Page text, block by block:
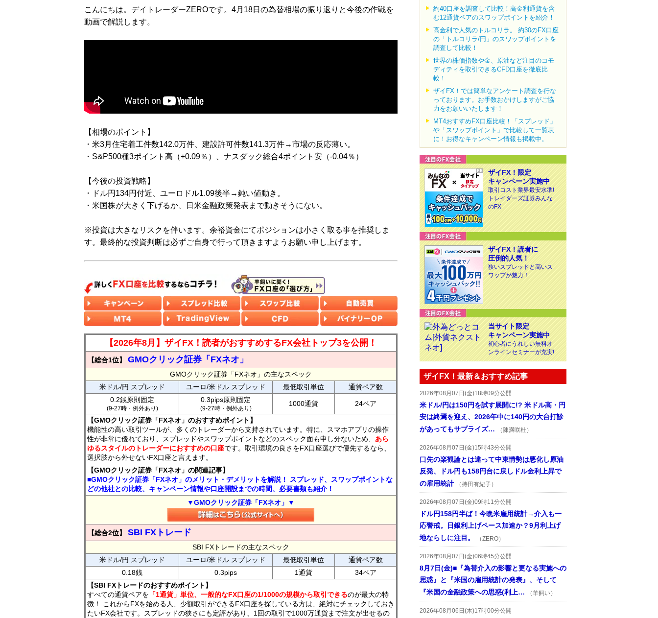
こんにちは。デイトレーダーZEROです。4月18日の為替相場の振り返りと今後の作戦を
動画で解説します。
【相場のポイント】
・米3月住宅着工件数142.0万件、建設許可件数141.3万件→市場の反応薄い。
・S&P500種3ポイント高（+0.09％）、ナスダック総合4ポイント安（-0.04％）
【今後の投資戦略】
・ドル円134円付近、ユーロドル1.09後半→鈍い値動き。
・米国株が大きく下げるか、日米金融政策発表まで動きそうにない。
※投資は大きなリスクを伴います。余裕資金にてポジションは小さく取る事を推奨しま
す。最終的な投資判断は必ずご自身で行って頂きますようお願い申し上げます。
【2026年8月】ザイFX！読者がおすすめするFX会社トップ3を公開！
【総合1位】 GMOクリック証券「FXネオ」
GMOクリック証券「FXネオ」の主なスペック
米ドル/円 スプレッド
ユーロ/米ドル スプレッド 最低取引単位
通貨ペア数
0.2銭原則固定
(9-27時・例外あり)
0.3pips原則固定
(9-27時・例外あり)
1000通貨 24ペア
【GMOクリック証券「FXネオ」のおすすめポイント】
機能性の高い取引ツールが、多くのトレーダーから支持されています。特に、スマホアプリの操作
性が非常に優れており、スプレッドやスワップポイントなどのスペック面も申し分ないため、 あら
ゆるスタイルのトレーダーにおすすめの口座です。取引環境の良さをFX口座選びで優先するなら、
選択肢から外せないFX口座と言えます。
【GMOクリック証券「FXネオ」の関連記事】
■GMOクリック証券「FXネオ」のメリット・デメリットを解説！ スプレッド、スワップポイントな
どの他社との比較、キャンペーン情報や口座開設までの時間、必要書類も紹介！
▼GMOクリック証券「FXネオ」▼
【総合2位】 SBI FXトレード
SBI FXトレードの主なスペック
米ドル/円 スプレッド
ユーロ/米ドル スプレッド 最低取引単位
通貨ペア数
0.18銭
0.3pips 1通貨
34ペア
【SBI FXトレードのおすすめポイント】
すべての通貨ペアを 「1通貨」単位、一般的なFX口座の1/1000の規模から取引できるのが最大の特
徴！ これからFXを始める人、少額取引ができるFX口座を探している方は、絶対にチェックしておき
たいFX会社です。スプレッドの狭さにも定評があり、1回の取引で1000万通貨まで注文が出せるの
約40口座を調査して比較！高金利通貨を含
む12通貨ペアのスワップポイントを紹介！
高金利で人気のトルコリラ。 約30のFX口座
の「トルコリラ/円」のスワップポイントを
調査して比較！
世界の株価指数や金、原油など注目のコモ
ディティを取引できるCFD口座を徹底比
較！
ザイFX！では簡単なアンケート調査を行な
っております。お手数おかけしますがご協
力をお願いいたします！
MT4おすすめFX口座比較！「スプレッド」
や「スワップポイント」で比較して一覧表
に！お得なキャンペーン情報も掲載中。
ザイFX！限定
キャンペーン実施中
取引コスト業界最安水準!
トレイダーズ証券みんな
のFX
ザイFX！読者に
圧倒的人気！
狭いスプレッドと高いス
ワップが魅力！
当サイト限定
キャンペーン実施中
初心者にうれしい無料オ
ンラインセミナーが充実!
ザイFX！最新＆おすすめ記事
2026年08月07日(金)18時09分公開
米ドル/円は150円を試す展開に!? 米ドル高・円
安は終焉を迎え、2026年中に140円の大台打診
があってもサプライズ…
（陳満咲杜）
2026年08月07日(金)15時43分公開
口先の楽観論とは違って中東情勢は悪化し原油
反発、ドル円も158円台に戻しドル金利上昇で
の雇用統計
（持田有紀子）
2026年08月07日(金)09時11分公開
ドル円158円半ば！今晩米雇用統計→介入も一
応警戒。日銀利上げペース加速か？9月利上げ
地ならしに注目。
（ZERO）
2026年08月07日(金)06時45分公開
8月7日(金)■『為替介入の影響と更なる実施への
思惑』と『米国の雇用統計の発表』、そして
『米国の金融政策への思惑(利上…
（羊飼い）
2026年08月06日(木)17時00分公開